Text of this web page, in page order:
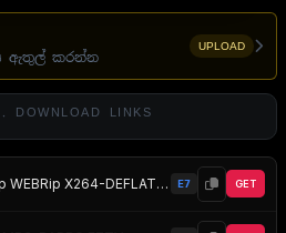
ඇතුල් කරන්න
UPLOAD
LINKS
Narcos S02E07 PROPER 720p WEBRip X264-DEFLATE EZTV E7 GET